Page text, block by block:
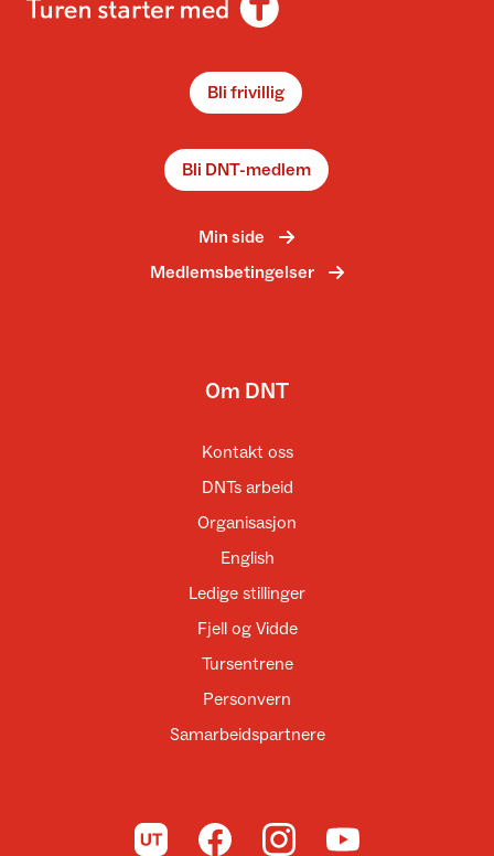
Bli frivillig
Bli DNT-medlem
Min side
Medlemsbetingelser
Om DNT
Kontakt oss
DNTs arbeid
Organisasjon
English
Ledige stillinger
Fjell og Vidde
Tursentrene
Personvern
Samarbeidspartnere
Til UT.no Til DNT på Facebook
Til DNT på Instagram
Til DNT på YouTube